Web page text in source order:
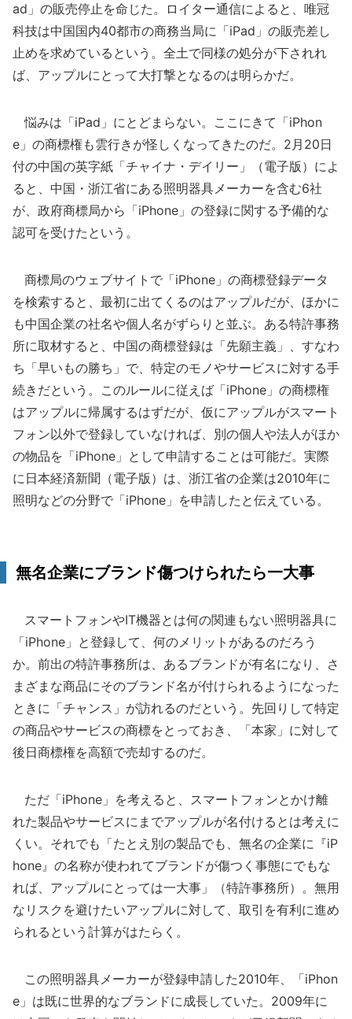
ad」の販売停止を命じた。ロイター通信によると、唯冠
科技は中国国内40都市の商務当局に「iPad」の販売差し
止めを求めているという。全土で同様の処分が下されれ
ば、アップルにとって大打撃となるのは明らかだ。
悩みは「iPad」にとどまらない。ここにきて「iPhon
e」の商標権も雲行きが怪しくなってきたのだ。2月20日
付の中国の英字紙「チャイナ・デイリー」（電子版）によ
ると、中国・浙江省にある照明器具メーカーを含む6社
が、政府商標局から「iPhone」の登録に関する予備的な
認可を受けたという。
商標局のウェブサイトで「iPhone」の商標登録データ
を検索すると、最初に出てくるのはアップルだが、ほかに
も中国企業の社名や個人名がずらりと並ぶ。ある特許事務
所に取材すると、中国の商標登録は「先願主義」、すなわ
ち「早いもの勝ち」で、特定のモノやサービスに対する手
続きだという。このルールに従えば「iPhone」の商標権
はアップルに帰属するはずだが、仮にアップルがスマート
フォン以外で登録していなければ、別の個人や法人がほか
の物品を「iPhone」として申請することは可能だ。実際
に日本経済新聞（電子版）は、浙江省の企業は2010年に
照明などの分野で「iPhone」を申請したと伝えている。
無名企業にブランド傷つけられたら一大事
スマートフォンやIT機器とは何の関連もない照明器具に
「iPhone」と登録して、何のメリットがあるのだろう
か。前出の特許事務所は、あるブランドが有名になり、さ
まざまな商品にそのブランド名が付けられるようになった
ときに「チャンス」が訪れるのだという。先回りして特定
の商品やサービスの商標をとっておき、「本家」に対して
後日商標権を高額で売却するのだ。
ただ「iPhone」を考えると、スマートフォンとかけ離
れた製品やサービスにまでアップルが名付けるとは考えに
くい。それでも「たとえ別の製品でも、無名の企業に『iP
hone』の名称が使われてブランドが傷つく事態にでもな
れば、アップルにとっては一大事」（特許事務所）。無用
なリスクを避けたいアップルに対して、取引を有利に進め
られるという計算がはたらく。
この照明器具メーカーが登録申請した2010年、「iPhon
e」は既に世界的なブランドに成長していた。2009年に